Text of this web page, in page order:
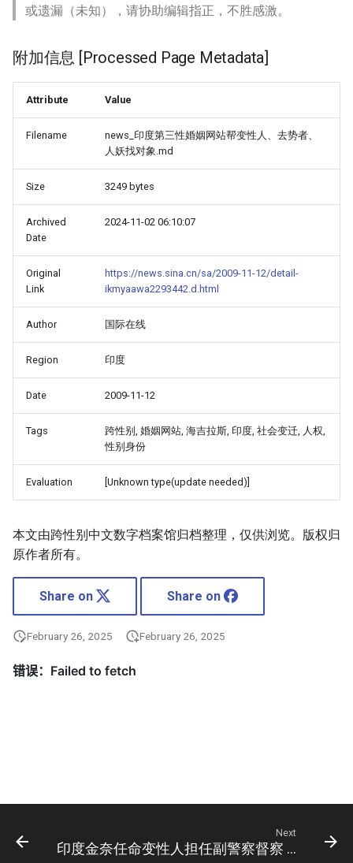
或遗漏（未知），请协助编辑指正，不胜感激。
附加信息 [Processed Page Metadata]
Attribute Value
Filename
news_印度第三性婚姻网站帮变性人、去势者、
人妖找对象.md
Size 3249 bytes
Archived
Date
2024-11-02 06:10:07
Original
Link
https://news.sina.cn/sa/2009-11-12/detail-
ikmyaawa2293442.d.html
Author 国际在线
Region 印度
Date 2009-11-12
Tags
跨性别, 婚姻网站, 海吉拉斯, 印度, 社会变迁, 人权,
性别身份
Evaluation [Unknown type(update needed)]
本文由跨性别中文数字档案馆归档整理，仅供浏览。版权归
原作者所有。
Share on Share on
February 26, 2025 February 26, 2025
Next
印度金奈任命变性人担任副警察督察 开全国先例